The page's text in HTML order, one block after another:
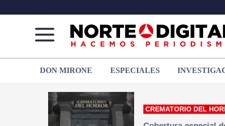
de
Juárez
que
hacemos periodismo
DON MIRONE ESPECIALES
CREMATORIO DEL